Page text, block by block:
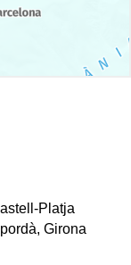
Platja
Girona